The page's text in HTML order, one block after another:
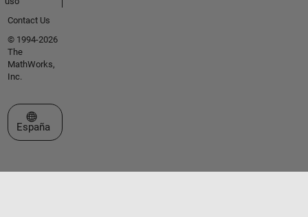
Contact Us
© 1994-2026
The
MathWorks,
Inc.
Seleccione un país/idioma
España